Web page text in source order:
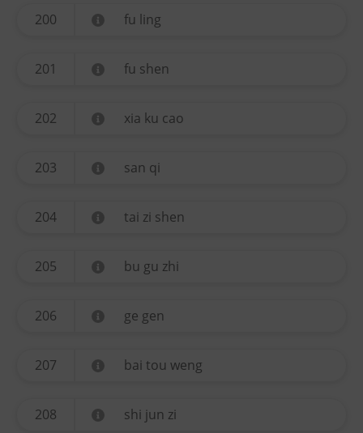
200 fu ling
201 fu shen
202 xia ku cao
203 san qi
204 tai zi shen
205 bu gu zhi
206 ge gen
207 bai tou weng
208 shi jun zi